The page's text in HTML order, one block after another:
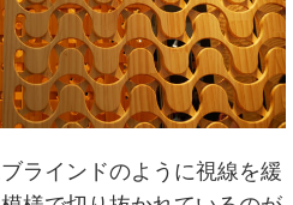
ラインドのように視線を緩